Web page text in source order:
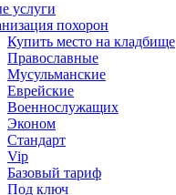
услуги
похорон
Купить место на кладбище
Православные
Мусульманские
Еврейские
Военнослужащих
Эконом
Стандарт
Vip
Базовый тариф
Под ключ